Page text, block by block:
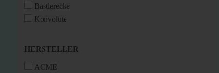
Bastlerecke
Konvolute
HERSTELLER
HERSTELLER
ACME